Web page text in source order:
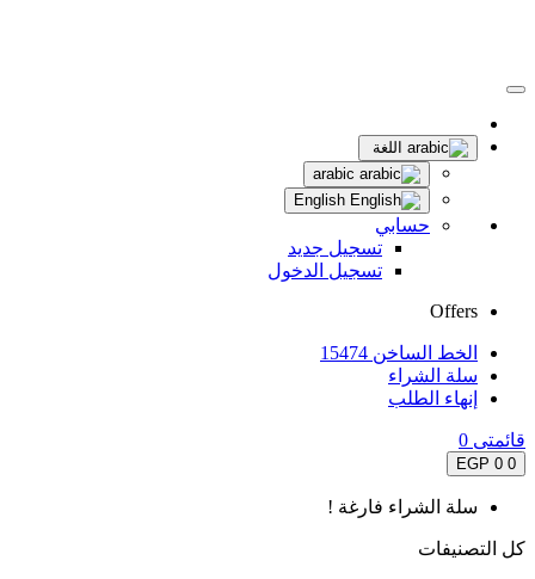
اللغة
حسابي
تسجيل جديد
تسجيل الدخول
Offers
الخط الساخن 15474
سلة الشراء
إنهاء الطلب
قائمتى 0
0
0 EGP
سلة الشراء فارغة !
كل التصنيفات